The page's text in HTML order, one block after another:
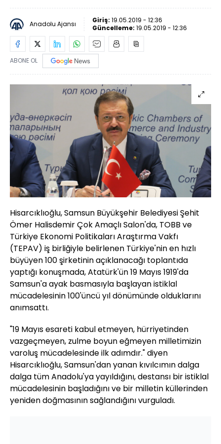
Anadolu Ajansı Giriş: 19.05.2019 - 12:36
Güncelleme: 19.05.2019 - 12:36
ABONE OL
Hisarcıklıoğlu, Samsun Büyükşehir Belediyesi Şehit
Ömer Halisdemir Çok Amaçlı Salon'da, TOBB ve
Türkiye Ekonomi Politikaları Araştırma Vakfı
(TEPAV) iş birliğiyle belirlenen Türkiye'nin en hızlı
büyüyen 100 şirketinin açıklanacağı toplantıda
yaptığı konuşmada, Atatürk'ün 19 Mayıs 1919'da
Samsun'a ayak basmasıyla başlayan istiklal
mücadelesinin 100'üncü yıl dönümünde olduklarını
anımsattı.
"19 Mayıs esareti kabul etmeyen, hürriyetinden
vazgeçmeyen, zulme boyun eğmeyen milletimizin
varoluş mücadelesinde ilk adımdır." diyen
Hisarcıklıoğlu, Samsun'dan yanan kıvılcımın dalga
dalga tüm Anadolu'ya yayıldığını, destansı bir istiklal
mücadelesinin başladığını ve bir milletin küllerinden
yeniden doğmasının sağlandığını vurguladı.